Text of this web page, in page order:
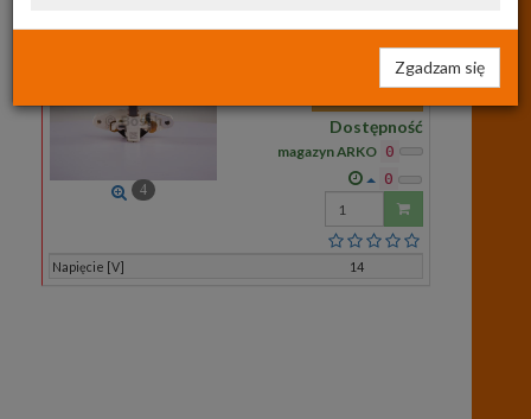
Zgadzam się
4
112,69 zł
Dostępność
magazyn ARKO 0
0
Wprowadź
ilość
Napięcie [V] 14